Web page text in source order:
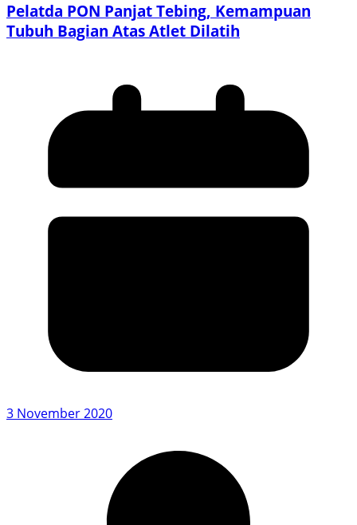
Pelatda PON Panjat Tebing, Kemampuan
Tubuh Bagian Atas Atlet Dilatih
3 November 2020